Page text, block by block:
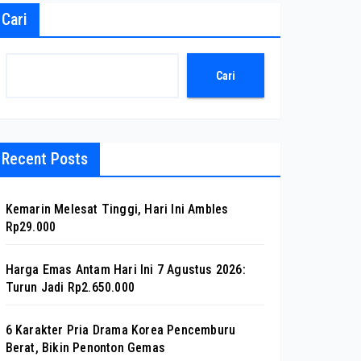
Cari
Cari
Recent Posts
Kemarin Melesat Tinggi, Hari Ini Ambles
Rp29.000
Harga Emas Antam Hari Ini 7 Agustus 2026:
Turun Jadi Rp2.650.000
6 Karakter Pria Drama Korea Pencemburu
Berat, Bikin Penonton Gemas